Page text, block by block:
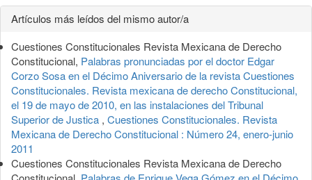
Detalles
del
artículo
Artículos más leídos del mismo autor/a
Cuestiones Constitucionales Revista Mexicana de Derecho
Constitucional, Palabras pronunciadas por el doctor Edgar
Corzo Sosa en el Décimo Aniversario de la revista Cuestiones
Constitucionales. Revista mexicana de derecho Constitucional,
el 19 de mayo de 2010, en las instalaciones del Tribunal
Superior de Justica , Cuestiones Constitucionales. Revista
Mexicana de Derecho Constitucional : Número 24, enero-junio
2011
Cuestiones Constitucionales Revista Mexicana de Derecho